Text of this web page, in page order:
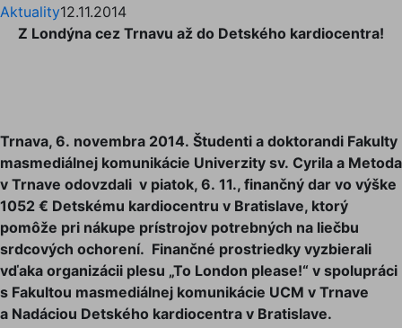
Aktuality12.11.2014
Z Londýna cez Trnavu až do Detského kardiocentra!
Trnava, 6. novembra 2014. Študenti a doktorandi Fakulty
masmediálnej komunikácie Univerzity sv. Cyrila a Metoda
v Trnave odovzdali v piatok, 6. 11., finančný dar vo výške
1052 € Detskému kardiocentru v Bratislave, ktorý
pomôže pri nákupe prístrojov potrebných na liečbu
srdcových ochorení. Finančné prostriedky vyzbierali
vďaka organizácii plesu „To London please!“ v spolupráci
s Fakultou masmediálnej komunikácie UCM v Trnave
a Nadáciou Detského kardiocentra v Bratislave.